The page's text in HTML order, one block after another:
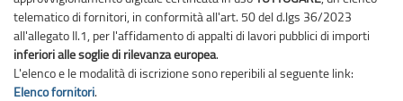
telematico di fornitori, in conformità all'art. 50 del d.lgs 36/2023
all'allegato II.1, per l'affidamento di appalti di lavori pubblici di importi
inferiori alle soglie di rilevanza europea.
L'elenco e le modalità di iscrizione sono reperibili al seguente link:
Elenco fornitori.